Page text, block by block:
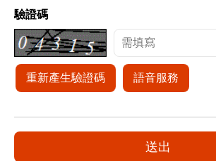
驗證碼
重新產生驗證碼 語音服務